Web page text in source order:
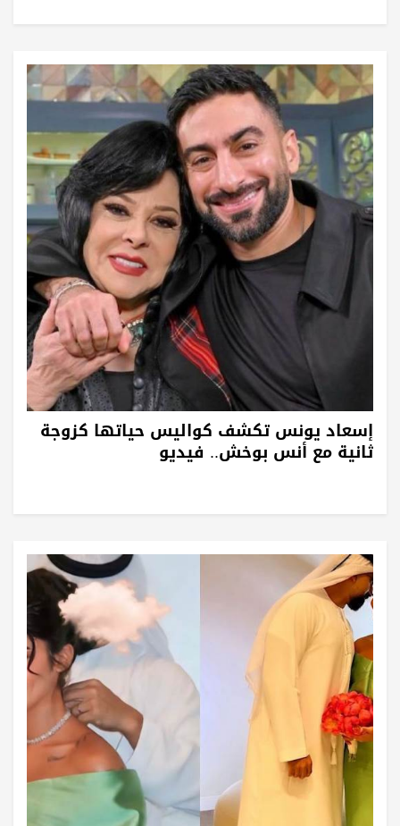
إسعاد يونس تكشف كواليس حياتها كزوجة
ثانية مع أنس بوخش.. فيديو